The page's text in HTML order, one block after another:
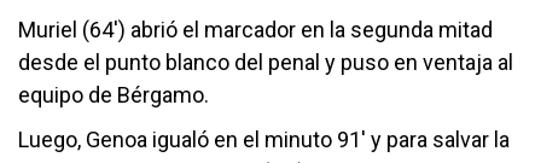
Muriel (64′) abrió el marcador en la segunda mitad
desde el punto blanco del penal y puso en ventaja al
equipo de Bérgamo.
Luego, Genoa igualó en el minuto 91′ y para salvar la